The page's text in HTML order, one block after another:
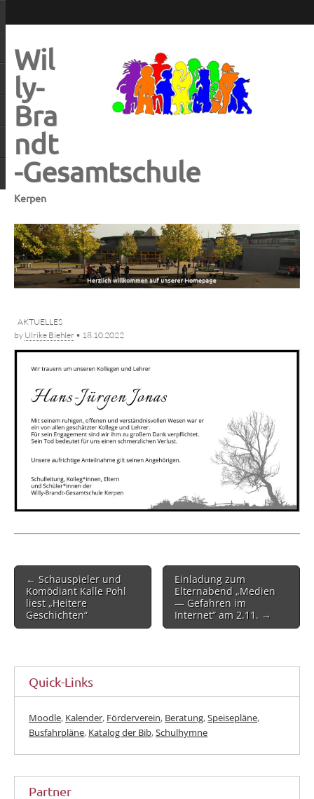
Wil
ly-
Bra
ndt
-Gesamtschule
Kerpen
AKTUELLES
by Ulrike Biehler • 18.10.2022
Post
navigation
← Schauspieler und
Komödiant Kalle Pohl
liest „Heitere
Geschichten“
Einladung zum
Elternabend „Medien
— Gefahren im
Internet“ am 2.11. →
Quick-Links
Moodle, Kalender, Förderverein, Beratung,Speisepläne,
Busfahrpläne, Katalog der Bib,Schulhymne
Partner